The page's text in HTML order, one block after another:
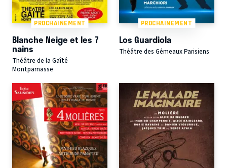
PROCHAINEMENT
Blanche Neige et les 7
nains
Théâtre de la Gaîté
Montparnasse
PROCHAINEMENT
Los Guardiola
Théâtre des Gémeaux Parisiens